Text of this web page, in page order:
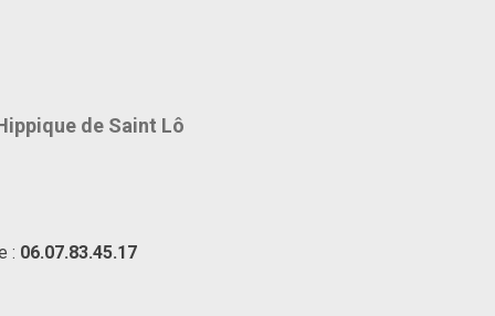
de Saint Lô
: 06.07.83.45.17